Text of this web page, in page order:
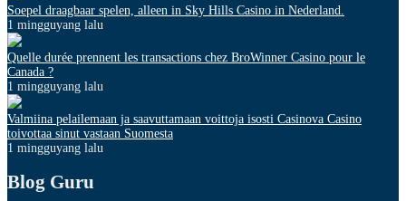
Soepel draagbaar spelen, alleen in Sky Hills Casino in Nederland.
1 mingguyang lalu
Quelle durée prennent les transactions chez BroWinner Casino pour le
Canada ?
1 mingguyang lalu
Valmiina pelailemaan ja saavuttamaan voittoja isosti Casinova Casino
toivottaa sinut vastaan Suomesta
1 mingguyang lalu
Blog Guru